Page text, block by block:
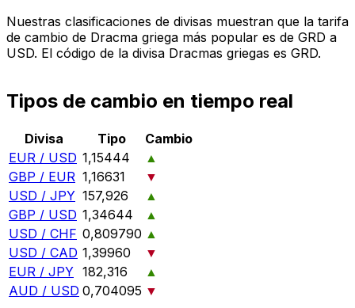
Nuestras clasificaciones de divisas muestran que la tarifa
de cambio de Dracma griega más popular es de GRD a
USD. El código de la divisa Dracmas griegas es GRD.
Tipos de cambio en tiempo real
Divisa Tipo
Cambio
EUR / USD 1,15444
▲
GBP / EUR 1,16631
▼
USD / JPY 157,926
▲
GBP / USD 1,34644
▲
USD / CHF 0,809790 ▲
USD / CAD 1,39960
▼
EUR / JPY 182,316
▲
AUD / USD 0,704095 ▼